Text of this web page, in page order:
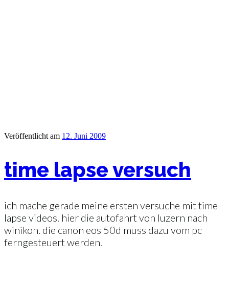
Veröffentlicht am 12. Juni 2009
time lapse versuch
ich mache gerade meine ersten versuche mit time
lapse videos. hier die autofahrt von luzern nach
winikon. die canon eos 50d muss dazu vom pc
ferngesteuert werden.